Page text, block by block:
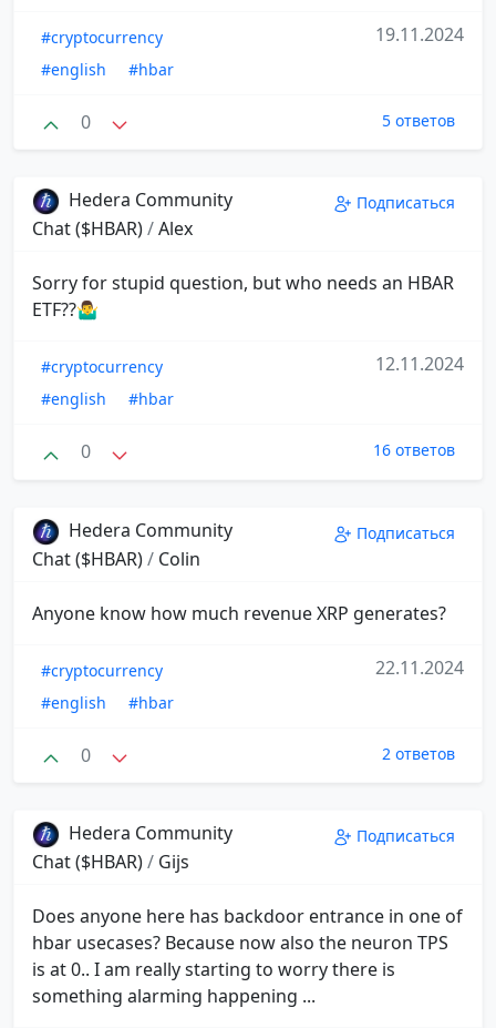
#cryptocurrency
#english
#hbar
19.11.2024
0 5 ответов
Hedera Community
Chat ($HBAR)/Alex
Подписаться
Sorry for stupid question, but who needs an HBAR
ETF??🤷‍♂
#cryptocurrency
#english
#hbar
12.11.2024
0 16 ответов
Hedera Community
Chat ($HBAR)/ Colin
Подписаться
Anyone know how much revenue XRP generates?
#cryptocurrency
#english
#hbar
22.11.2024
0 2 ответов
Hedera Community
Chat ($HBAR)/ Gijs
Подписаться
Does anyone here has backdoor entrance in one of
hbar usecases? Because now also the neuron TPS
is at 0.. I am really starting to worry there is
something alarming happening ...